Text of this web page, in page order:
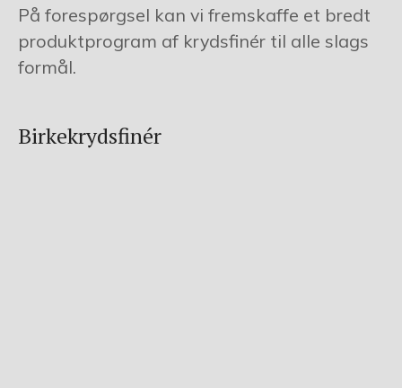
På forespørgsel kan vi fremskaffe et bredt
produktprogram af krydsfinér til alle slags
formål.
Birkekrydsfinér